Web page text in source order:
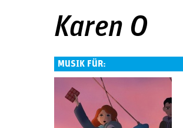
Karen O
MUSIK FÜR: